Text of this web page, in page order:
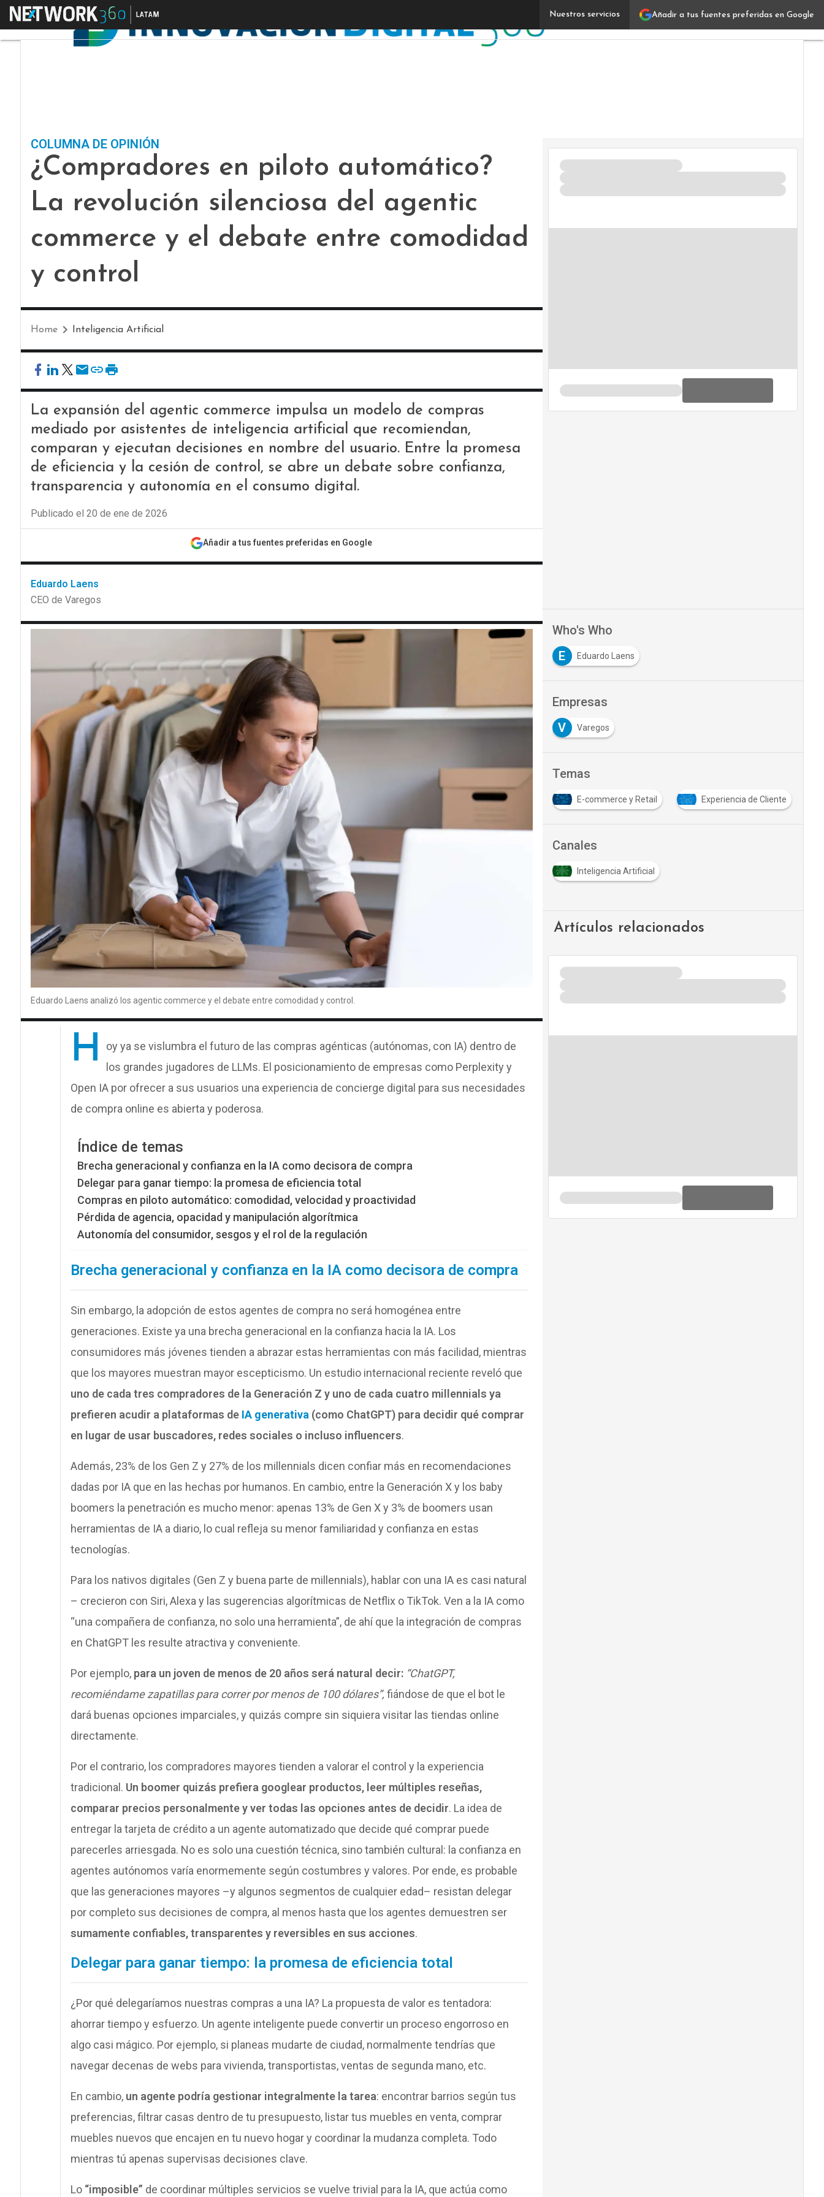
Añadir a tus fuentes preferidas en Google
Nuestros servicios
Menú ¿Compradores en piloto automático? La revolución
COLUMNA DE OPINIÓN
¿Compradores en piloto automático?
La revolución silenciosa del agentic
commerce y el debate entre comodidad
y control
Home Inteligencia Artificial
La expansión del agentic commerce impulsa un modelo de compras
mediado por asistentes de inteligencia artificial que recomiendan,
comparan y ejecutan decisiones en nombre del usuario. Entre la promesa
de eficiencia y la cesión de control, se abre un debate sobre confianza,
transparencia y autonomía en el consumo digital.
Publicado el 20 de ene de 2026
Añadir a tus fuentes preferidas en Google
Eduardo Laens
CEO de Varegos
Eduardo Laens analizó los agentic commerce y el debate entre comodidad y control.
H
oy ya se vislumbra el futuro de las compras agénticas (autónomas, con IA) dentro de
los grandes jugadores de LLMs. El posicionamiento de empresas como Perplexity y
Open IA por ofrecer a sus usuarios una experiencia de concierge digital para sus necesidades
de compra online es abierta y poderosa.
Índice de temas
Brecha generacional y confianza en la IA como decisora de compra
Delegar para ganar tiempo: la promesa de eficiencia total
Compras en piloto automático: comodidad, velocidad y proactividad
Pérdida de agencia, opacidad y manipulación algorítmica
Autonomía del consumidor, sesgos y el rol de la regulación
Brecha generacional y confianza en la IA como decisora de compra
Sin embargo, la adopción de estos agentes de compra no será homogénea entre
generaciones. Existe ya una brecha generacional en la confianza hacia la IA. Los
consumidores más jóvenes tienden a abrazar estas herramientas con más facilidad, mientras
que los mayores muestran mayor escepticismo. Un estudio internacional reciente reveló que
uno de cada tres compradores de la Generación Z y uno de cada cuatro millennials ya
prefieren acudir a plataformas deIA generativa (como ChatGPT) para decidir qué comprar
en lugar de usar buscadores, redes sociales o incluso influencers.
Además, 23% de los Gen Z y 27% de los millennials dicen confiar más en recomendaciones
dadas por IA que en las hechas por humanos. En cambio, entre la Generación X y los baby
boomers la penetración es mucho menor: apenas 13% de Gen X y 3% de boomers usan
herramientas de IA a diario, lo cual refleja su menor familiaridad y confianza en estas
tecnologías.
Para los nativos digitales (Gen Z y buena parte de millennials), hablar con una IA es casi natural
– crecieron con Siri, Alexa y las sugerencias algorítmicas de Netflix o TikTok. Ven a la IA como
“una compañera de confianza, no solo una herramienta”, de ahí que la integración de compras
en ChatGPT les resulte atractiva y conveniente.
Por ejemplo, para un joven de menos de 20 años será natural decir: “ChatGPT,
recomiéndame zapatillas para correr por menos de 100 dólares”, fiándose de que el bot le
dará buenas opciones imparciales, y quizás compre sin siquiera visitar las tiendas online
directamente.
Por el contrario, los compradores mayores tienden a valorar el control y la experiencia
tradicional. Un boomer quizás prefiera googlear productos, leer múltiples reseñas,
comparar precios personalmente y ver todas las opciones antes de decidir. La idea de
entregar la tarjeta de crédito a un agente automatizado que decide qué comprar puede
parecerles arriesgada. No es solo una cuestión técnica, sino también cultural: la confianza en
agentes autónomos varía enormemente según costumbres y valores. Por ende, es probable
que las generaciones mayores –y algunos segmentos de cualquier edad– resistan delegar
por completo sus decisiones de compra, al menos hasta que los agentes demuestren ser
sumamente confiables, transparentes y reversibles en sus acciones.
Delegar para ganar tiempo: la promesa de eficiencia total
¿Por qué delegaríamos nuestras compras a una IA? La propuesta de valor es tentadora:
ahorrar tiempo y esfuerzo. Un agente inteligente puede convertir un proceso engorroso en
algo casi mágico. Por ejemplo, si planeas mudarte de ciudad, normalmente tendrías que
navegar decenas de webs para vivienda, transportistas, ventas de segunda mano, etc.
En cambio, un agente podría gestionar integralmente la tarea: encontrar barrios según tus
preferencias, filtrar casas dentro de tu presupuesto, listar tus muebles en venta, comprar
muebles nuevos que encajen en tu nuevo hogar y coordinar la mudanza completa. Todo
mientras tú apenas supervisas decisiones clave.
Lo“imposible” de coordinar múltiples servicios se vuelve trivial para la IA, que actúa como
Who's Who
E
Eduardo Laens
Empresas
V
Varegos
Temas
Columnas de opinión E-commerce y Retail Experiencia de Cliente
Canales
Inteligencia Artificial
Artículos relacionados